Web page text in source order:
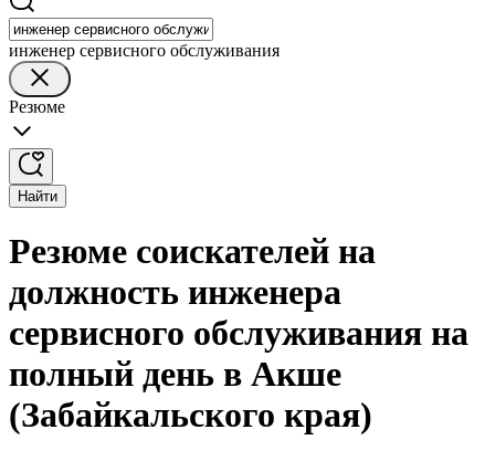
инженер сервисного обслуживания
Резюме
Найти
Резюме соискателей на
должность инженера
сервисного обслуживания на
полный день в Акше
(Забайкальского края)